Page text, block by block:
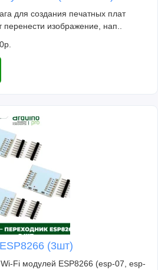
для создания печатных плат
изображение, нап..
(3шт)
Fi модулей ESP8266 (esp-07, esp-